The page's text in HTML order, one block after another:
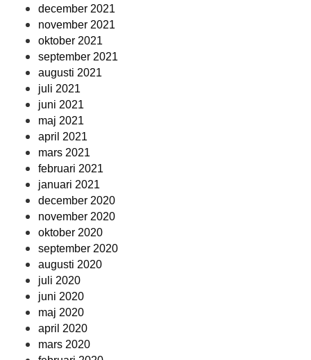
december 2021
november 2021
oktober 2021
september 2021
augusti 2021
juli 2021
juni 2021
maj 2021
april 2021
mars 2021
februari 2021
januari 2021
december 2020
november 2020
oktober 2020
september 2020
augusti 2020
juli 2020
juni 2020
maj 2020
april 2020
mars 2020